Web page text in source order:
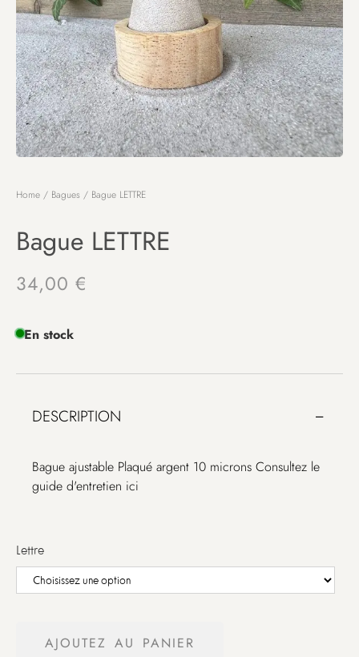
Home / Bagues / Bague LETTRE
Bague LETTRE
34,00 €
En stock
DESCRIPTION
Bague ajustable Plaqué argent 10 microns Consultez le
guide d'entretien ici
Lettre
AJOUTEZ AU PANIER